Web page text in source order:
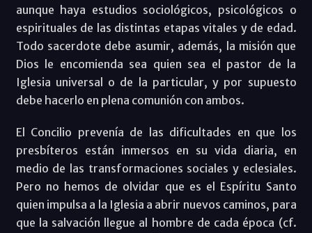
aunque haya estudios sociológicos, psicológicos o
espirituales de las distintas etapas vitales y de edad.
Todo sacerdote debe asumir, además, la misión que
Dios le encomienda sea quien sea el pastor de la
Iglesia universal o de la particular, y por supuesto
debe hacerlo en plena comunión con ambos.
El Concilio prevenía de las dificultades en que los
presbíteros están inmersos en su vida diaria, en
medio de las transformaciones sociales y eclesiales.
Pero no hemos de olvidar que es el Espíritu Santo
quien impulsa a la Iglesia a abrir nuevos caminos, para
que la salvación llegue al hombre de cada época (cf.